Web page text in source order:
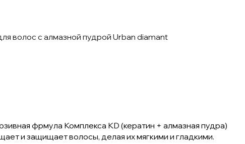
волос с алмазной пудрой Urban diamant
фрмула Комплекса KD (кератин + алмазная пудра)
и защищает волосы, делая их мягкими и гладкими.